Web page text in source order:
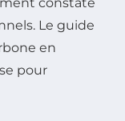
constaté
Le guide
en
pour